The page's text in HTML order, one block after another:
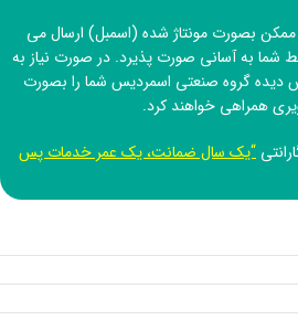
بصورت مونتاژ شده (اسمبل) ارسال می
شما به آسانی صورت پذیرد. در صورت نیاز به
دیدهگروه صنعتی اسمردیس شما را بصورت
همراهی خواهند کرد.
“یک سال ضمانت، یک عمر خدمات پس